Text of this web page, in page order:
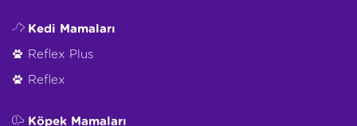
Kedi Mamaları
Reflex Plus
Reflex
Köpek Mamaları